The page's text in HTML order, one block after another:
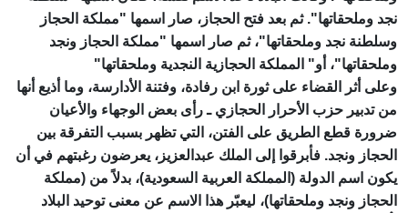
نجد وملحقاتها". ثم بعد فتح الحجاز، صار اسمها "مملكة الحجاز
وسلطنة نجد وملحقاتها"، ثم صار اسمها "مملكة الحجاز ونجد
وملحقاتها"، أو" المملكة الحجازية النجدية وملحقاتها"
وعلى أثر القضاء على ثورة ابن رفادة، وفتنة الأدارسة، وما أذيع أنها
من تدبير حزب الأحرار الحجازي ـ رأى بعض الوجهاء والأعيان
ضرورة قطع الطريق على الفتن، التي تظهر بسبب التفرقة بين
الحجاز ونجد. فأبرقوا إلى الملك عبدالعزيز، يعرضون رغبتهم في أن
يكون اسم الدولة (المملكة العربية السعودية)، بدلاً من (مملكة
الحجاز ونجد وملحقاتها)، ليعبّر هذا الاسم عن معنى توحيد البلاد